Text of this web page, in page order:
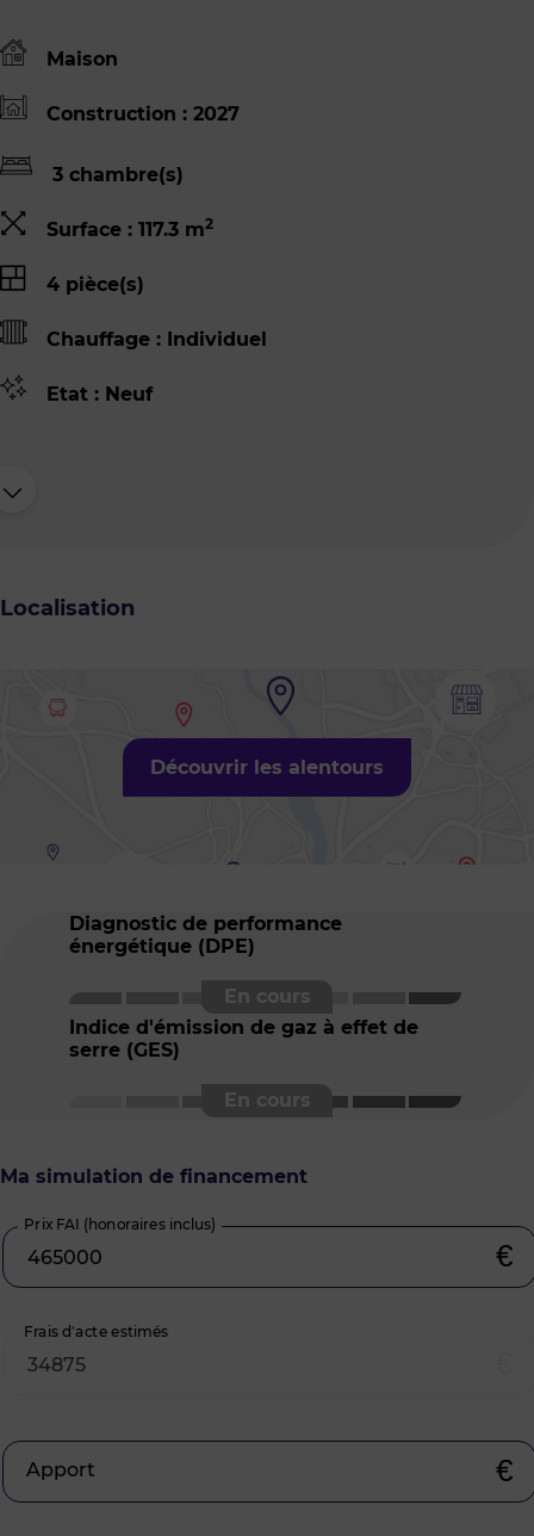
Maison
Construction : 2027
3 chambre(s)
Surface : 117.3 m2
4 pièce(s)
Chauffage : Individuel
Etat : Neuf
Localisation
Découvrir les alentours
Diagnostic de performance
énergétique (DPE)
Indice d'émission de gaz à effet de
serre (GES)
Ma simulation de financement
Prix FAI (honoraires inclus)
€
Frais d’acte estimés
Apport €